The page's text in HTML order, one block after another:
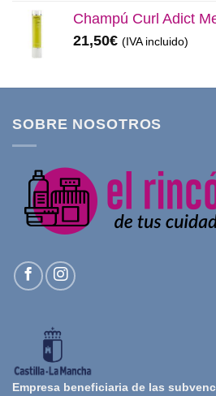
Champú Curl Adict
21,50€ (IVA incluido)
SOBRE NOSOTROS
Empresa beneficiaria de las